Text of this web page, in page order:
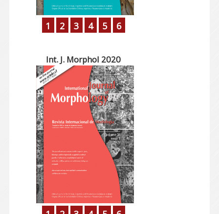
1 2 3 4 5 6
Int. J. Morphol 2020